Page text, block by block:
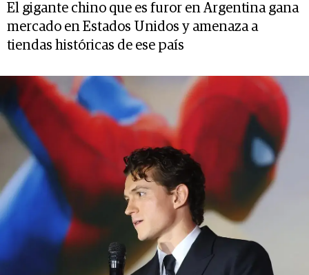
El gigante chino que es furor en Argentina gana
mercado en Estados Unidos y amenaza a
tiendas históricas de ese país